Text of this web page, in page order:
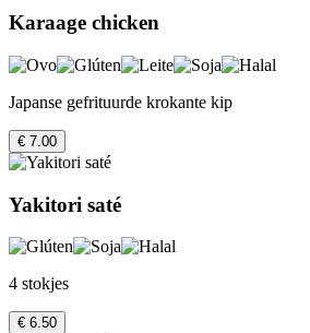
Karaage chicken
Japanse gefrituurde krokante kip
€ 7.00
Yakitori saté
4 stokjes
€ 6.50